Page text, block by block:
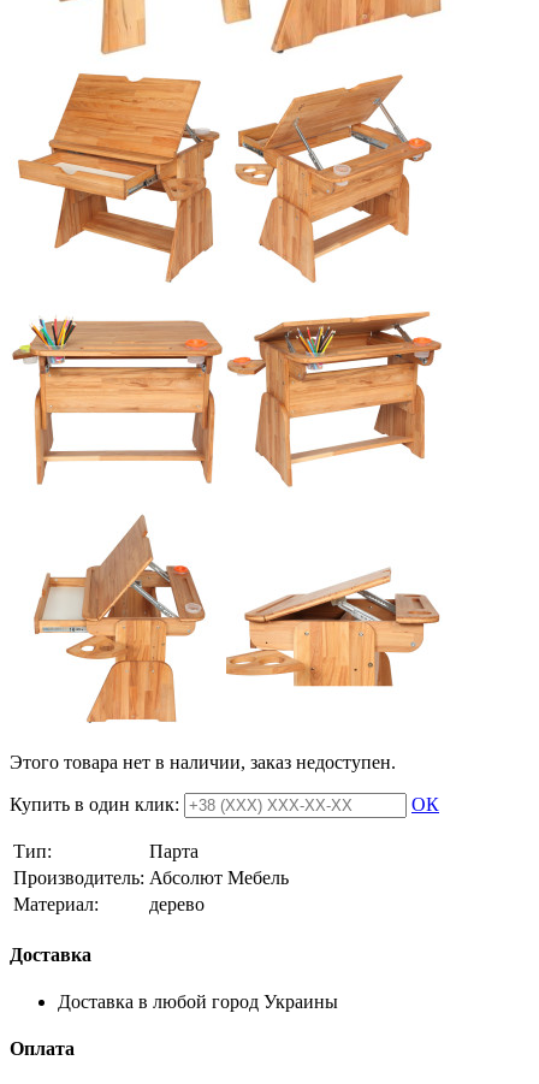
Этого товара нет в наличии, заказ недоступен.
Купить в один клик: ОК
Тип:
Парта
Производитель: Абсолют Мебель
Материал:
дерево
Доставка
Доставка в любой город Украины
Оплата